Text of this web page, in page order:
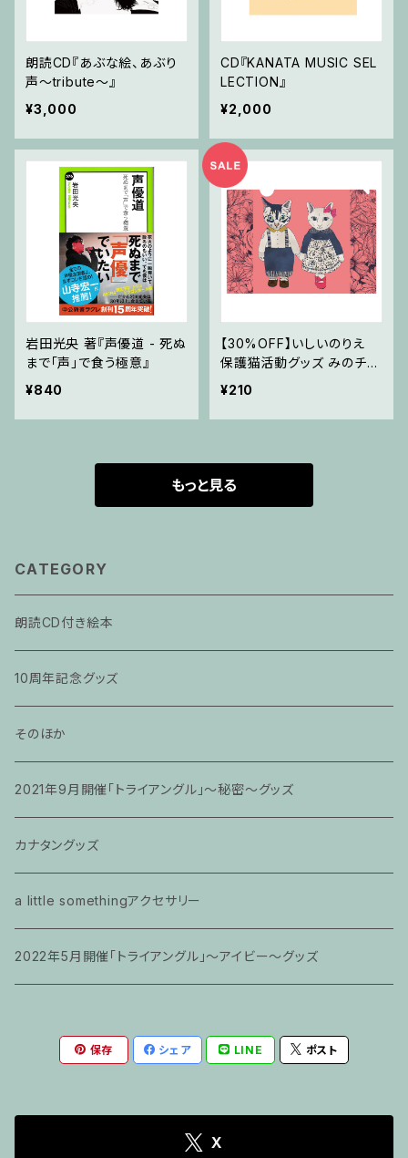
朗読CD『あぶな絵、あぶり
声～tribute～』
¥3,000
CD『KANATA MUSIC SEL
LECTION』
¥2,000
岩田光央 著『声優道 - 死ぬ
まで「声」で食う極意』
¥840
【30%OFF】いしいのりえ
保護猫活動グッズ みのチロ
シ親バカ爆発クリアファイル
¥210
もっと見る
CATEGORY
朗読CD付き絵本
10周年記念グッズ
そのほか
2021年9月開催「トライアングル」〜秘密〜グッズ
カナタングッズ
a little somethingアクセサリー
2022年5月開催「トライアングル」〜アイビー〜グッズ
保存 シェア LINE ポスト
X